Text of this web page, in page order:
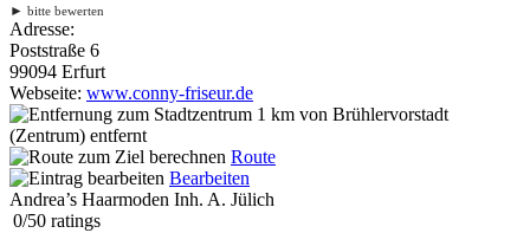
► bitte bewerten
Adresse:
Poststraße 6
99094 Erfurt
Webseite: www.conny-friseur.de
1 km von Brühlervorstadt
(Zentrum) entfernt
Route
Bearbeiten
Andrea’s Haarmoden Inh. A. Jülich
0/50 ratings